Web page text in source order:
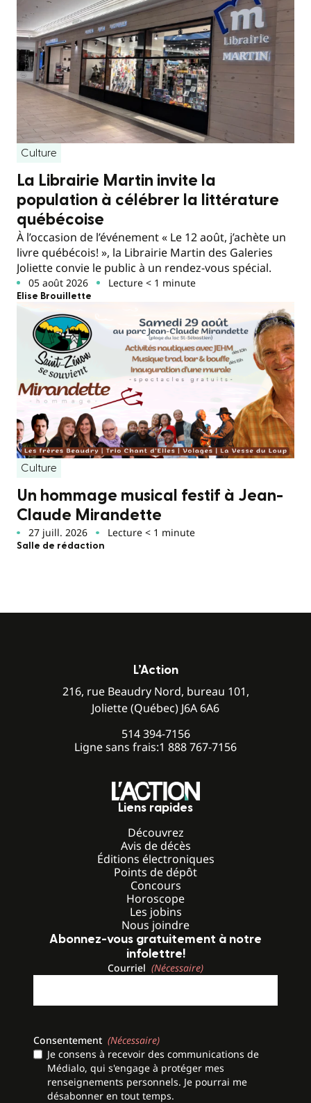
Culture
La Librairie Martin invite la
population à célébrer la littérature
québécoise
À l’occasion de l’événement « Le 12 août, j’achète un
livre québécois! », la Librairie Martin des Galeries
Joliette convie le public à un rendez-vous spécial.
05 août 2026 Lecture < 1 minute
Elise Brouillette
Culture
Un hommage musical festif à Jean-
Claude Mirandette
27 juill. 2026 Lecture < 1 minute
Salle de rédaction
L’Action
216, rue Beaudry Nord, bureau 101,
Joliette (Québec) J6A 6A6
514 394-7156
Ligne sans frais:1 888 767-7156
Liens rapides
Découvrez
Avis de décès
Éditions électroniques
Points de dépôt
Concours
Horoscope
Les jobins
Nous joindre
Abonnez-vous gratuitement à notre
infolettre!
Courriel (Nécessaire)
Consentement (Nécessaire)
Je consens à recevoir des communications de
Médialo, qui s'engage à protéger mes
renseignements personnels. Je pourrai me
désabonner en tout temps.